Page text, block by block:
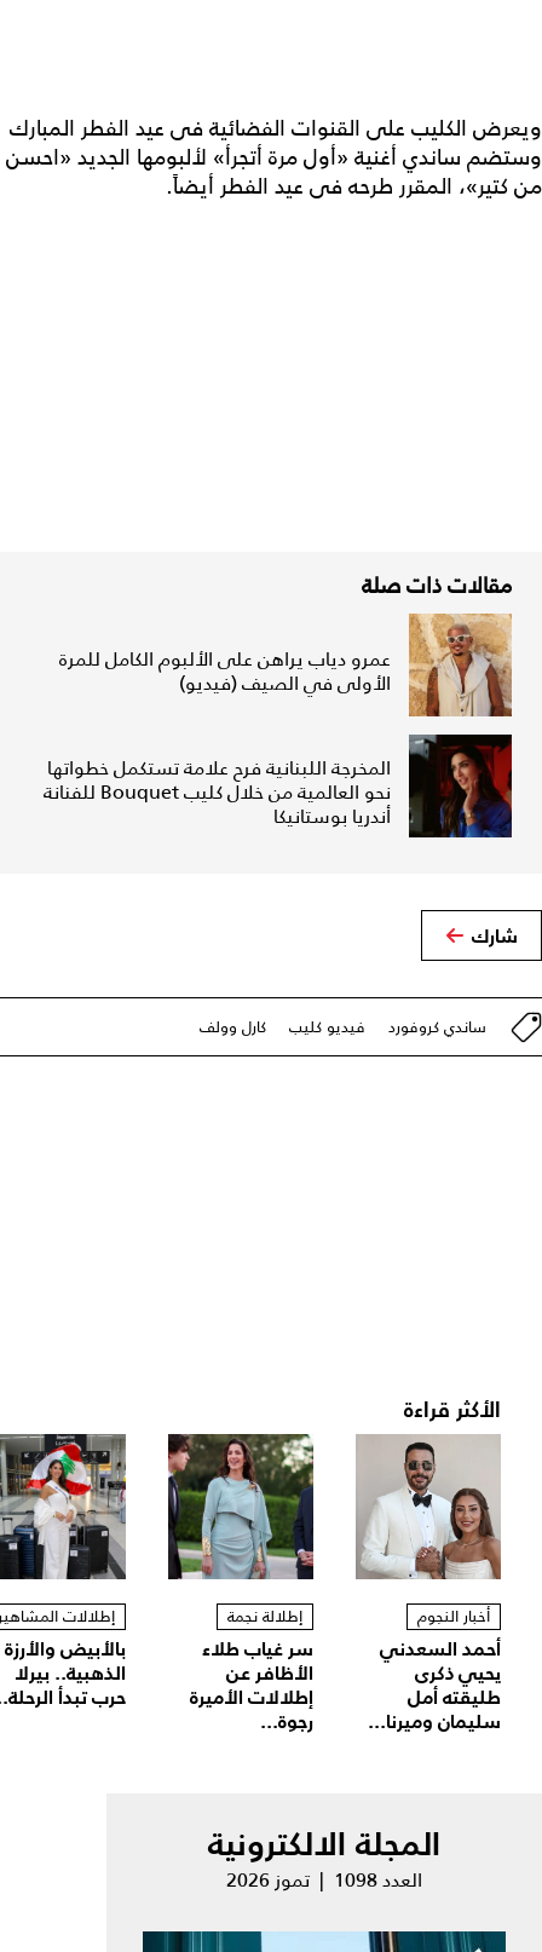
ويعرض الكليب على القنوات الفضائية فى عيد الفطر المبارك
وستضم ساندي أغنية «أول مرة أتجرأ» لألبومها الجديد «احسن
من كتير»، المقرر طرحه فى عيد الفطر أيضاً.
مقالات ذات صلة
عمرو دياب يراهن على الألبوم الكامل للمرة
الأولى في الصيف (فيديو)
المخرجة اللبنانية فرح علامة تستكمل خطواتها
نحو العالمية من خلال كليب Bouquet للفنانة
أندريا بوستانيكا
شارك
ساندي كروفورد فيديو كليب كارل وولف
الأكثر قراءة
أخبار النجوم
أحمد السعدني
يحيي ذكرى
طليقته أمل
سليمان وميرنا...
إطلالة نجمة
سر غياب طلاء
الأظافر عن
إطلالات الأميرة
رجوة...
إطلالات
بالأبيض والأرزة
الذهبية.. بيرلا
حرب تبدأ
المجلة الالكترونية
العدد 1098 | تموز 2026